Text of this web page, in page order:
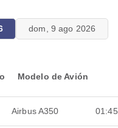
dom, 9 ago 2026
Modelo de Avión
Airbus A350 01:45